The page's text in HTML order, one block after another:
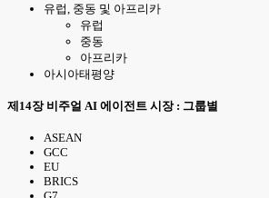
유럽, 중동 및 아프리카
유럽
중동
아프리카
아시아태평양
제14장 비주얼 AI 에이전트 시장 : 그룹별
ASEAN
GCC
EU
BRICS
G7